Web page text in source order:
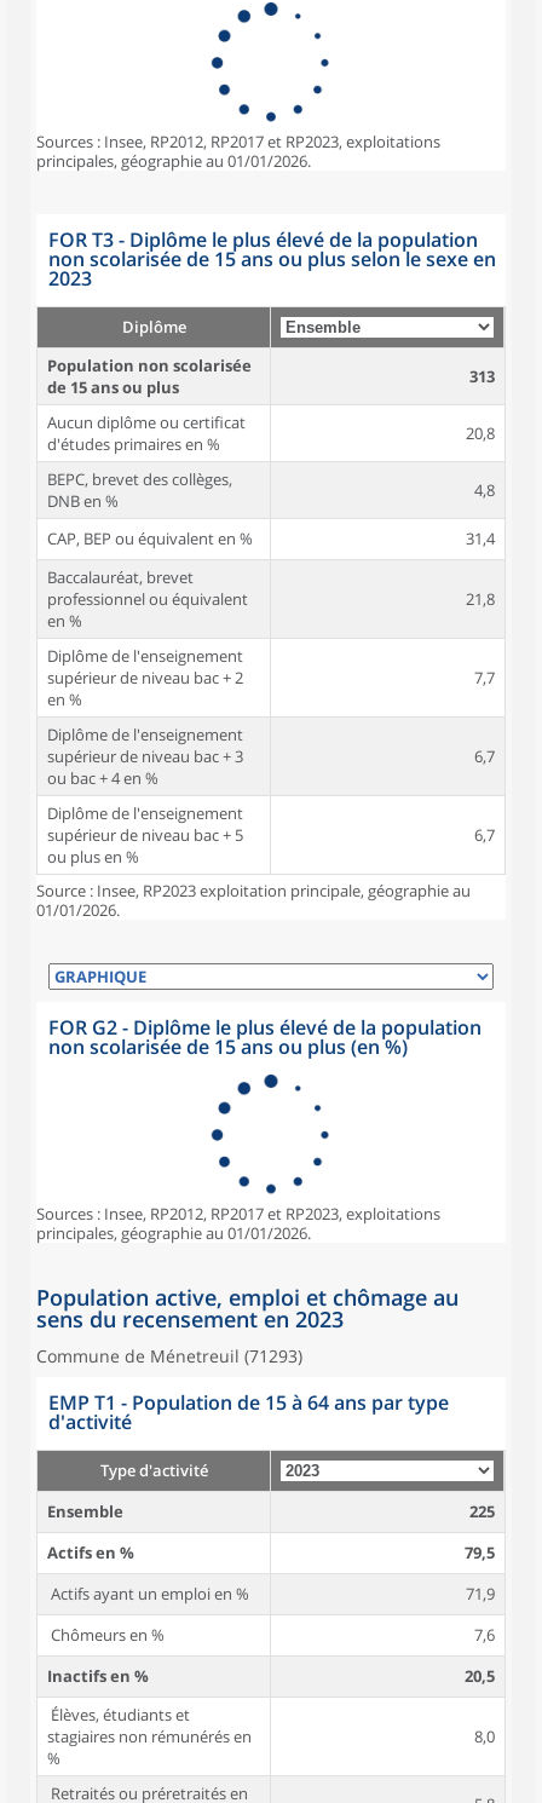
Sources : Insee, RP2012, RP2017 et RP2023, exploitations
principales, géographie au 01/01/2026.
FOR T3 - Diplôme le plus élevé de la population
non scolarisée de 15 ans ou plus selon le sexe en
2023
Diplôme
Population non scolarisée
de 15 ans ou plus
313
Aucun diplôme ou certificat
d'études primaires en %
20,8
BEPC, brevet des collèges,
DNB en %
4,8
CAP, BEP ou équivalent en %
31,4
Baccalauréat, brevet
professionnel ou équivalent
en %
21,8
Diplôme de l'enseignement
supérieur de niveau bac + 2
en %
7,7
Diplôme de l'enseignement
supérieur de niveau bac + 3
ou bac + 4 en %
6,7
Diplôme de l'enseignement
supérieur de niveau bac + 5
ou plus en %
6,7
Source : Insee, RP2023 exploitation principale, géographie au
01/01/2026.
FOR G2 - Diplôme le plus élevé de la population
non scolarisée de 15 ans ou plus (en %)
Sources : Insee, RP2012, RP2017 et RP2023, exploitations
principales, géographie au 01/01/2026.
Population active, emploi et chômage au
sens du recensement en 2023
Commune de Ménetreuil (71293)
EMP T1 - Population de 15 à 64 ans par type
d'activité
Type d'activité
Ensemble
225
Actifs en %
79,5
Actifs ayant un emploi en %
71,9
Chômeurs en %
7,6
Inactifs en %
20,5
Élèves, étudiants et
stagiaires non rémunérés en
%
8,0
Retraités ou préretraités en